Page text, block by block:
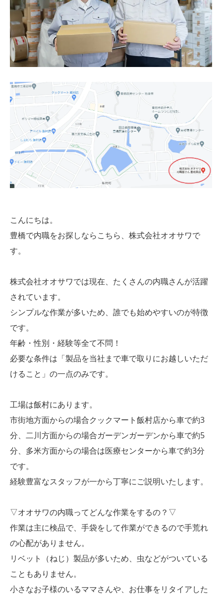
こんにちは。
豊橋で内職をお探しならこちら、株式会社オオサワで
す。
株式会社オオサワでは現在、たくさんの内職さんが活躍
されています。
シンプルな作業が多いため、誰でも始めやすいのが特徴
です。
年齢・性別・経験等全て不問！
必要な条件は「製品を当社まで車で取りにお越しいただ
けること」の一点のみです。
工場は飯村にあります。
市街地方面からの場合クックマート飯村店から車で約3
分、二川方面からの場合ガーデンガーデンから車で約5
分、多米方面からの場合は医療センターから車で約3分
です。
経験豊富なスタッフが一から丁寧にご説明いたします。
▽オオサワの内職ってどんな作業をするの？▽
作業は主に検品で、手袋をして作業ができるので手荒れ
の心配がありません。
リベット（ねじ）製品が多いため、虫などがついている
こともありません。
小さなお子様のいるママさんや、お仕事をリタイアした